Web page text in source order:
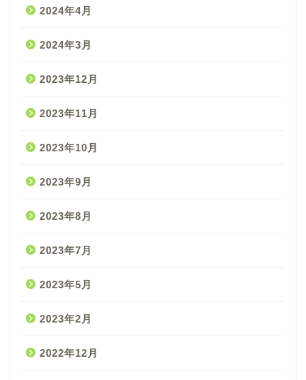
2024年4月
2024年3月
2023年12月
2023年11月
2023年10月
2023年9月
2023年8月
2023年7月
2023年5月
2023年2月
2022年12月